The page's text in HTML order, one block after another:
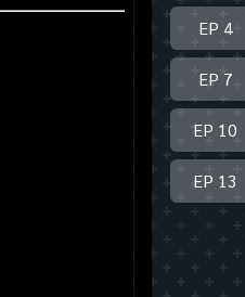
EP 4
EP 7
EP 10
EP 13